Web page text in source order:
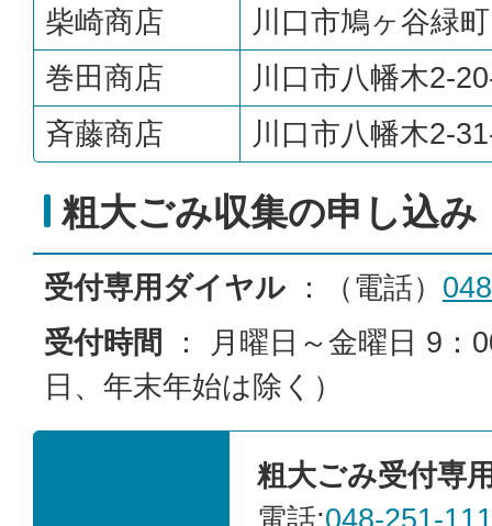
柴崎商店
川口市鳩ヶ谷緑
巻田商店
川口市八幡木2-
斉藤商店
川口市八幡木2-
粗大ごみ収集の申し込み
受付専用ダイヤル ：（電話）
受付時間
： 月曜日～金曜日 9：
日、年末年始は除く）
粗大ごみ受付専